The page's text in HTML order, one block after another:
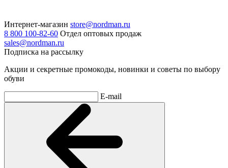
Интернет-магазин store@nordman.ru
8 800 100-82-60 Отдел оптовых продаж
sales@nordman.ru
Подписка на рассылку
Акции и секретные промокоды, новинки и советы по выбору
обуви
E-mail